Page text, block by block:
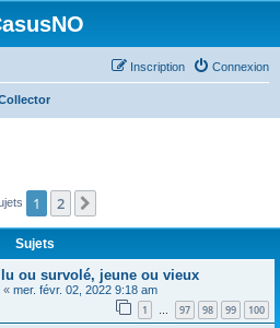
Connexion
Inscription
1 2
Sujets
ou survolé, jeune ou vieux
« mer. févr. 02, 2022 9:18 am
1 … 97 98 99 100